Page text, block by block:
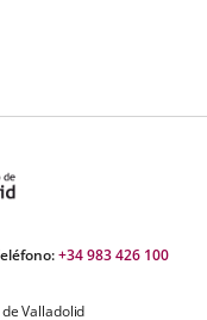
+34 983 426 100
Valladolid